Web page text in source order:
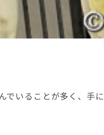
いることが多く、手